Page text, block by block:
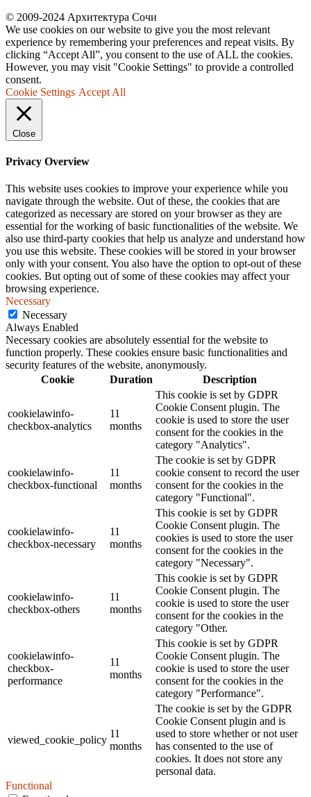
© 2009-2024 Архитектура Сочи
We use cookies on our website to give you the most relevant
experience by remembering your preferences and repeat visits. By
clicking “Accept All”, you consent to the use of ALL the cookies.
However, you may visit "Cookie Settings" to provide a controlled
consent.
Cookie Settings Accept All
Close
Privacy Overview
This website uses cookies to improve your experience while you
navigate through the website. Out of these, the cookies that are
categorized as necessary are stored on your browser as they are
essential for the working of basic functionalities of the website. We
also use third-party cookies that help us analyze and understand how
you use this website. These cookies will be stored in your browser
only with your consent. You also have the option to opt-out of these
cookies. But opting out of some of these cookies may affect your
browsing experience.
Necessary
Necessary
Always Enabled
Necessary cookies are absolutely essential for the website to
function properly. These cookies ensure basic functionalities and
security features of the website, anonymously.
Cookie
Duration Description
cookielawinfo-
checkbox-analytics
11
months
This cookie is set by GDPR
Cookie Consent plugin. The
cookie is used to store the user
consent for the cookies in the
category "Analytics".
cookielawinfo-
checkbox-functional
11
months
The cookie is set by GDPR
cookie consent to record the user
consent for the cookies in the
category "Functional".
cookielawinfo-
checkbox-necessary
11
months
This cookie is set by GDPR
Cookie Consent plugin. The
cookies is used to store the user
consent for the cookies in the
category "Necessary".
cookielawinfo-
checkbox-others
11
months
This cookie is set by GDPR
Cookie Consent plugin. The
cookie is used to store the user
consent for the cookies in the
category "Other.
cookielawinfo-
checkbox-
performance
11
months
This cookie is set by GDPR
Cookie Consent plugin. The
cookie is used to store the user
consent for the cookies in the
category "Performance".
viewed_cookie_policy
11
months
The cookie is set by the GDPR
Cookie Consent plugin and is
used to store whether or not user
has consented to the use of
cookies. It does not store any
personal data.
Functional